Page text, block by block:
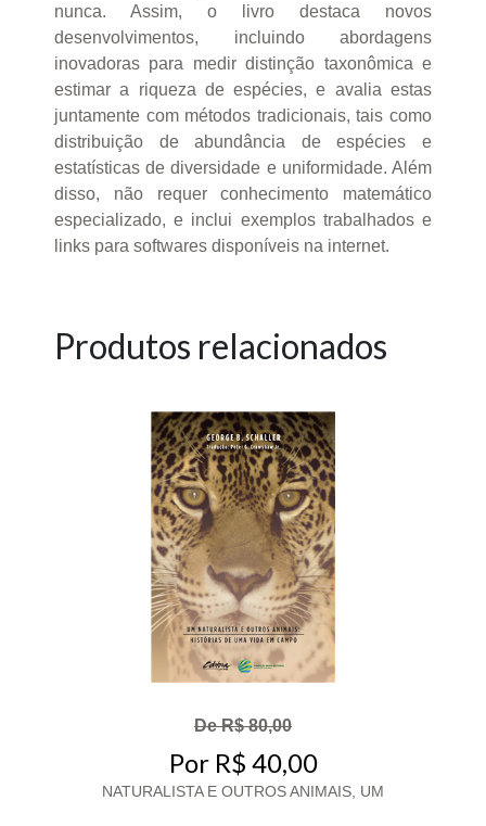
nunca. Assim, o livro destaca novos
desenvolvimentos, incluindo abordagens
inovadoras para medir distinção taxonômica e
estimar a riqueza de espécies, e avalia estas
juntamente com métodos tradicionais, tais como
distribuição de abundância de espécies e
estatísticas de diversidade e uniformidade. Além
disso, não requer conhecimento matemático
especializado, e inclui exemplos trabalhados e
links para softwares disponíveis na internet.
Produtos relacionados
De R$ 80,00
Por R$ 40,00
NATURALISTA E OUTROS ANIMAIS, UM